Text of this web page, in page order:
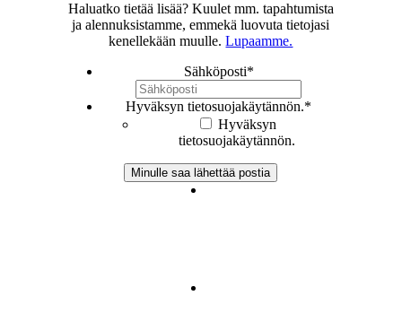
Haluatko tietää lisää? Kuulet mm. tapahtumista
ja alennuksistamme, emmekä luovuta tietojasi
kenellekään muulle.Lupaamme.
Sähköposti*
Hyväksyn tietosuojakäytännön.*
Hyväksyn
tietosuojakäytännön.